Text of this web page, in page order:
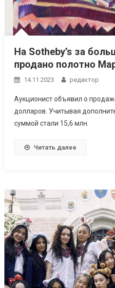
На Sotheby’s за
продано полотно
14.11.2023 редактор
Аукционист объявил о
долларов. Учитывая
суммой стали 15,6 млн.
Читать далее